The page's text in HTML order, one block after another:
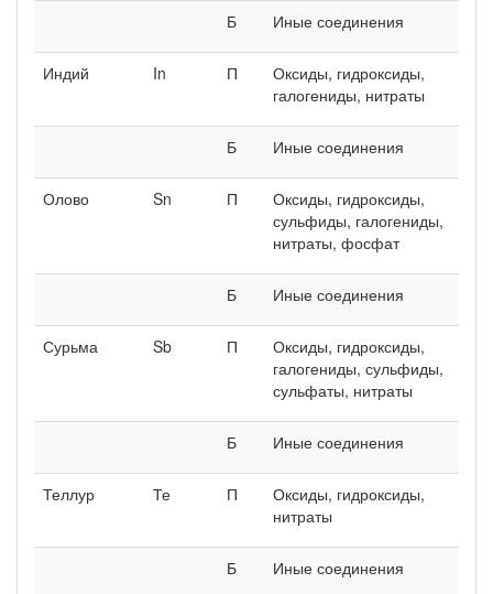
Б Иные соединения
Индий In П
Оксиды, гидроксиды,
галогениды, нитраты
Б Иные соединения
Олово Sn П
Оксиды, гидроксиды,
сульфиды, галогениды,
нитраты, фосфат
Б Иные соединения
Сурьма Sb П
Оксиды, гидроксиды,
галогениды, сульфиды,
сульфаты, нитраты
Б Иные соединения
Теллур Те П
Оксиды, гидроксиды,
нитраты
Б Иные соединения